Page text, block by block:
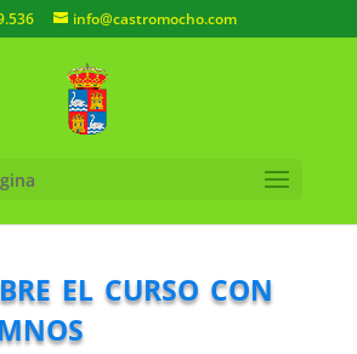
info@castromocho.com
el curso con